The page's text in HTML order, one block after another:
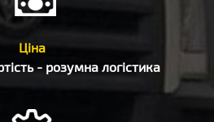
Ціна
- розумна логістика